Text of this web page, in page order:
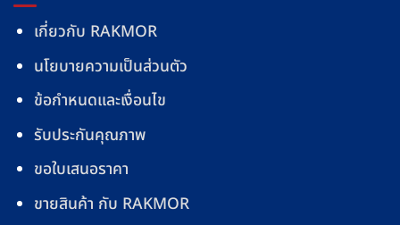
เกี่ยวกับ RAKMOR
นโยบายความเป็นส่วนตัว
ข้อกำหนดและเงื่อนไข
รับประกันคุณภาพ
ขอใบเสนอราคา
ขายสินค้า กับ RAKMOR